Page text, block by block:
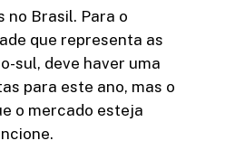
no Brasil. Para o
que representa as
sul, deve haver uma
para este ano, mas o
o mercado esteja